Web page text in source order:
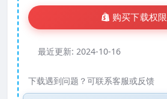
购买下载权限
最近更新: 2024-10-16
下载遇到问题？可联系客服或反馈